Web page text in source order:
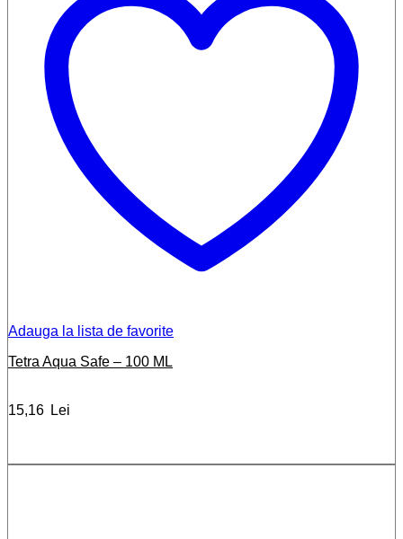
Adauga la lista de favorite
Tetra Aqua Safe – 100 ML
15,16 Lei